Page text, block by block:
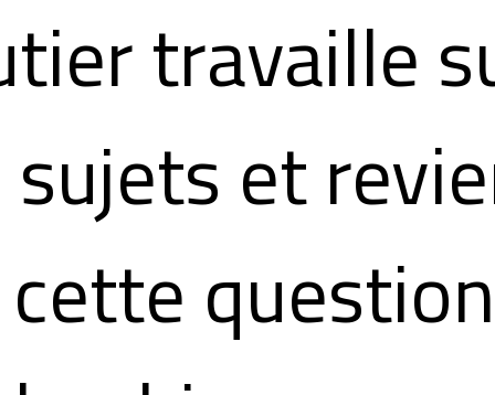
travaille
sujets et